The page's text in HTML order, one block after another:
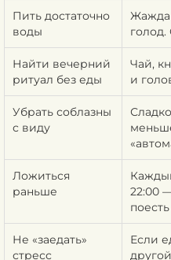
Пить достаточно
воды
Жажда
Найти вечерний
ритуал без еды
Чай,
и
Убрать соблазны
с виду
Ложиться
раньше
22:00
поесть
Не «заедать»
стресс
Если